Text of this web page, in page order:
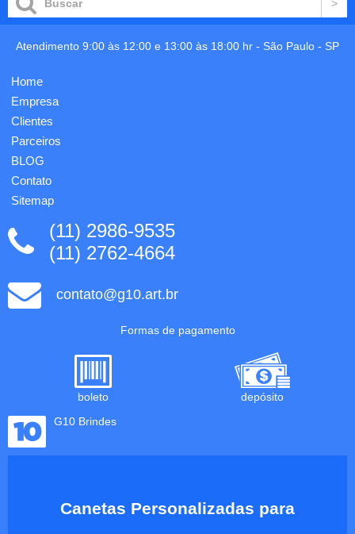
Atendimento 9:00 às 12:00 e 13:00 às 18:00 hr - São Paulo - SP
Home
Empresa
Clientes
Parceiros
BLOG
Contato
Sitemap
(11) 2986-9535
(11) 2762-4664
contato@g10.art.br
Formas de pagamento
boleto
depósito
G10 Brindes
Canetas Personalizadas para